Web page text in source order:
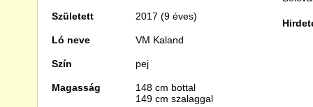
Született 2017 (9 éves)
Ló neve VM Kaland
Szín pej
Magasság
148 cm bottal
149 cm szalaggal